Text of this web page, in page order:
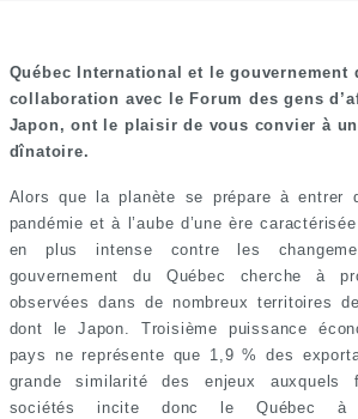
Québec International et le gouvernement
collaboration avec le Forum des gens
Japon, ont le plaisir de vous convier à
dînatoire.
Alors que la planète se prépare à entrer
pandémie et à l’aube d’une ère
en plus intense contre les
gouvernement du Québec cherche à
observées dans de nombreux territoires
dont le Japon. Troisième puissance
pays ne représente que 1,9 % des
grande similarité des enjeux
sociétés incite donc le Québec à